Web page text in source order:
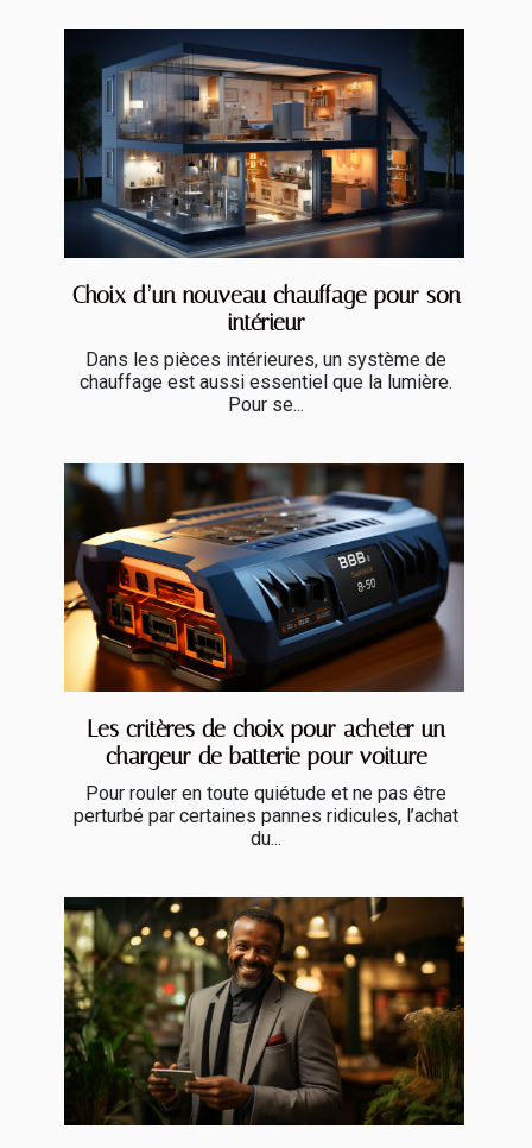
Choix d’un nouveau chauffage pour son
intérieur
Dans les pièces intérieures, un système de
chauffage est aussi essentiel que la lumière.
Pour se...
Les critères de choix pour acheter un
chargeur de batterie pour voiture
Pour rouler en toute quiétude et ne pas être
perturbé par certaines pannes ridicules, l’achat
du...